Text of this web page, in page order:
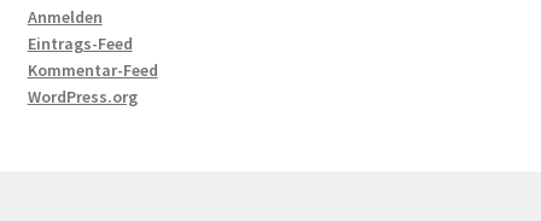
Anmelden
Eintrags-Feed
Kommentar-Feed
WordPress.org